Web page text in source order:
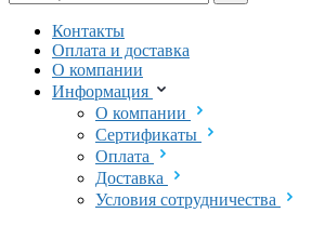
Контакты
Оплата и доставка
О компании
Информация
О компании
Сертификаты
Оплата
Доставка
Условия сотрудничества